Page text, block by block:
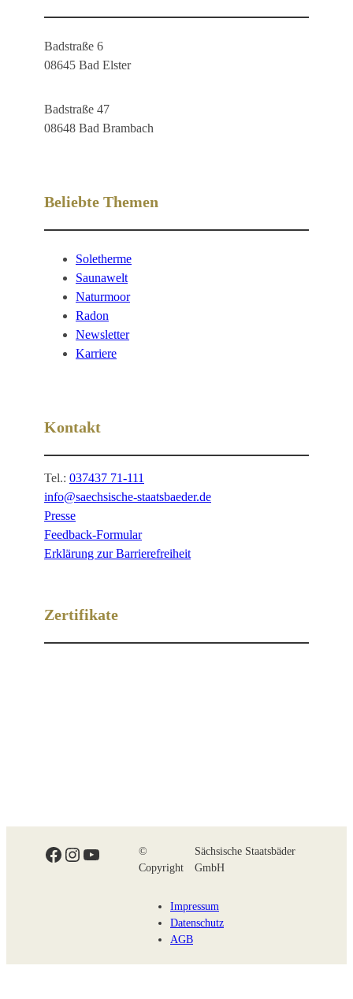
Badstraße 6
08645 Bad Elster
Badstraße 47
08648 Bad Brambach
Beliebte Themen
Soletherme
Saunawelt
Naturmoor
Radon
Newsletter
Karriere
Kontakt
Tel.: 037437 71-111
info@saechsische-staatsbaeder.de
Presse
Feedback-Formular
Erklärung zur Barrierefreiheit
Zertifikate
Facebook
Instagram
YouTube
©
Copyright
Sächsische Staatsbäder
GmbH
Impressum
Datenschutz
AGB